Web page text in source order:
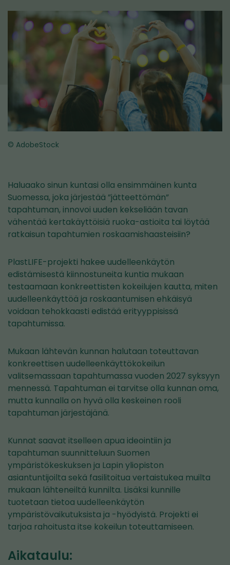
© AdobeStock
Haluaako sinun kuntasi olla ensimmäinen kunta
Suomessa, joka järjestää ”jätteettömän”
tapahtuman, innovoi uuden kekseliään tavan
vähentää kertakäyttöisiä ruoka-astioita tai löytää
ratkaisun tapahtumien roskaamishaasteisiin?
PlastLIFE-projekti hakee uudelleenkäytön
edistämisestä kiinnostuneita kuntia mukaan
testaamaan konkreettisten kokeilujen kautta, miten
uudelleenkäyttöä ja roskaantumisen ehkäisyä
voidaan tehokkaasti edistää erityyppisissä
tapahtumissa.
Mukaan lähtevän kunnan halutaan toteuttavan
konkreettisen uudelleenkäyttökokeilun
valitsemassaan tapahtumassa vuoden 2027 syksyyn
mennessä. Tapahtuman ei tarvitse olla kunnan oma,
mutta kunnalla on hyvä olla keskeinen rooli
tapahtuman järjestäjänä.
Kunnat saavat itselleen apua ideointiin ja
tapahtuman suunnitteluun Suomen
ympäristökeskuksen ja Lapin yliopiston
asiantuntijoilta sekä fasilitoitua vertaistukea muilta
mukaan lähteneiltä kunnilta. Lisäksi kunnille
tuotetaan tietoa uudelleenkäytön
ympäristövaikutuksista ja -hyödyistä. Projekti ei
tarjoa rahoitusta itse kokeilun toteuttamiseen.
Aikataulu: